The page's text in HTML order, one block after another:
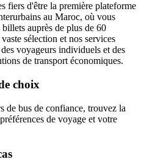
fiers d'être la première plateforme
au Maroc, où vous
auprès de plus de 60
sélection et nos services
voyageurs individuels et des
de transport économiques.
choix
de bus de confiance, trouvez la
de voyage et votre